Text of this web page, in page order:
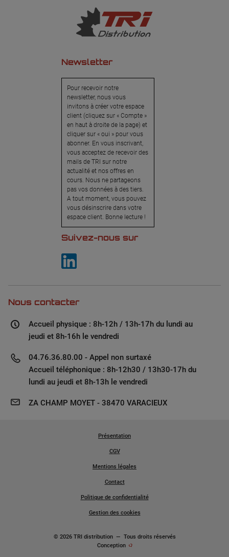
Newsletter
Pour recevoir notre
newsletter, nous vous
invitons à créer votre espace
client (cliquez sur « Compte »
en haut à droite de la page) et
cliquer sur « oui » pour vous
abonner. En vous inscrivant,
vous acceptez de recevoir des
mails de TRI sur notre
actualité et nos offres en
cours. Nous ne partageons
pas vos données à des tiers.
A tout moment, vous pouvez
vous désinscrire dans votre
espace client. Bonne lecture !
Suivez-nous sur
Nous contacter
Accueil physique : 8h-12h / 13h-17h du lundi au
jeudi et 8h-16h le vendredi
04.76.36.80.00 - Appel non surtaxé
Accueil téléphonique : 8h-12h30 / 13h30-17h du
lundi au jeudi et 8h-13h le vendredi
ZA CHAMP MOYET - 38470 VARACIEUX
Présentation
CGV
Mentions légales
Contact
Politique de confidentialité
Gestion des cookies
© 2026 TRI distribution — Tous droits réservés
Conception